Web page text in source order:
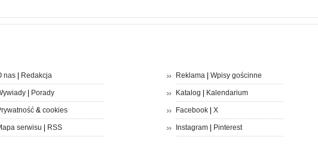
nas| Redakcja
| Porady
& cookies
serwisu RSS
Reklama| Wpisy gościnne
Katalog Kalendarium
Facebook| X
Instagram| Pinterest